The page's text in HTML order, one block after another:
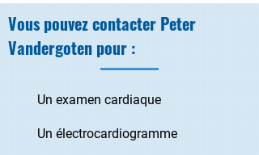
Vous pouvez contacter Peter
Vandergoten pour :
Un examen cardiaque
Un électrocardiogramme